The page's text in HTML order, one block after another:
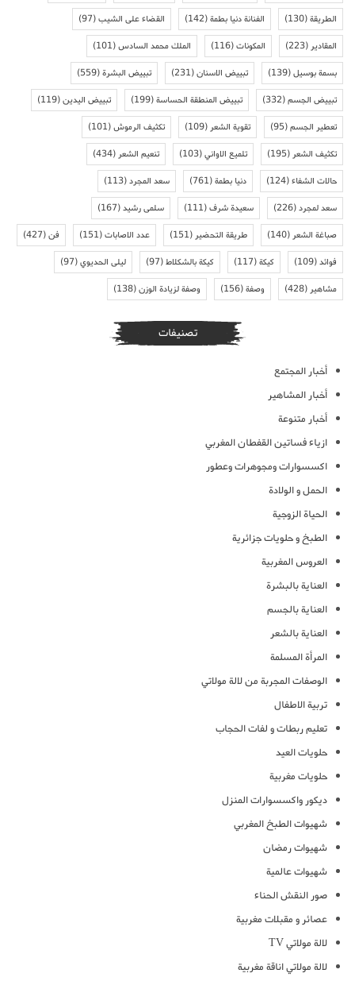
الطريقة(130) الفنانة دنيا بطمة(142) القضاء على الشيب(97)
المقادير(223) المكونات(116) الملك محمد السادس(101)
بسمة بوسيل(139) تبييض الاسنان(231) تبييض البشرة(559)
تبييض الجسم(332) تبييض المنطقة الحساسة(199) تبييض اليدين(119)
تعطير الجسم(95) تقوية الشعر(109) تكثيف الرموش(101)
تكثيف الشعر(195) تلميع الاواني(103) تنعيم الشعر(434)
حالات الشفاء(124) دنيا بطمة(761) سعد المجرد(113)
سعد لمجرد(226) سعيدة شرف(111) سلمى رشيد(167)
صباغة الشعر(140) طريقة التحضير(151) عدد الاصابات(151) فن(427)
فوائد(109) كيكة(117) كيكة بالشكلاط(97) ليلى الحديوي(97)
مشاهير(428) وصفة(156) وصفة لزيادة الوزن(138)
تصنيفات
أخبار المجتمع
أخبار المشاهير
أخبار متنوعة
ازياء فساتين القفطان المغربي
اكسسوارات ومجوهرات وعطور
الحمل و الولادة
الحياة الزوجية
الطبخ و حلويات جزائرية
العروس المغربية
العناية بالبشرة
العناية بالجسم
العناية بالشعر
المرأة المسلمة
الوصفات المجربة من لالة مولاتي
تربية الاطفال
تعليم ربطات و لفات الحجاب
حلويات العيد
حلويات مغربية
ديكور واكسسوارات المنزل
شهيوات الطبخ المغربي
شهيوات رمضان
شهيوات عالمية
صور النقش الحناء
عصائر و مقبلات مغربية
لالة مولاتي TV
لالة مولاتي اناقة مغربية